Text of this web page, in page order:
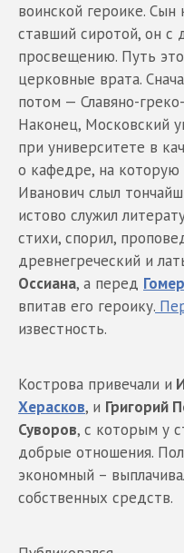
воинской героике. Сын
ставший сиротой, он с
просвещению. Путь
церковные врата.
потом — Славяно-
Наконец, Московский
при университете в
о кафедре, на которую
Иванович слыл
истово служил
стихи, спорил,
древнегреческий и
Оссиана, а перед
впитав его героику.
известность.
Кострова привечали и
Херасков, и Григорий
Суворов, с которым у
добрые отношения.
экономный –
собственных средств.